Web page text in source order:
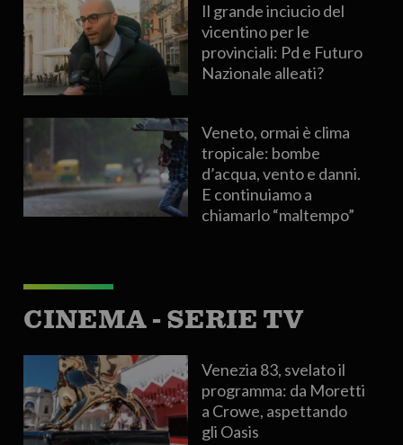
Il grande inciucio del
vicentino per le
provinciali: Pd e Futuro
Nazionale alleati?
Veneto, ormai è clima
tropicale: bombe
d’acqua, vento e danni.
E continuiamo a
chiamarlo “maltempo”
CINEMA - SERIE TV
Venezia 83, svelato il
programma: da Moretti
a Crowe, aspettando
gli Oasis